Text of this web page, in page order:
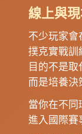
線上與
不少玩家會
撲克實戰訓
目的不是取
而是培養決
當你在不同
進入國際賽